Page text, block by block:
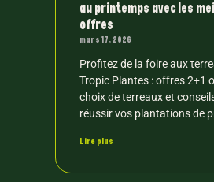
au printemps avec les
offres
mars 17, 2026
Profitez de la foire aux
Tropic Plantes : offres 2+1
choix de terreaux et
réussir vos plantations de
Lire plus